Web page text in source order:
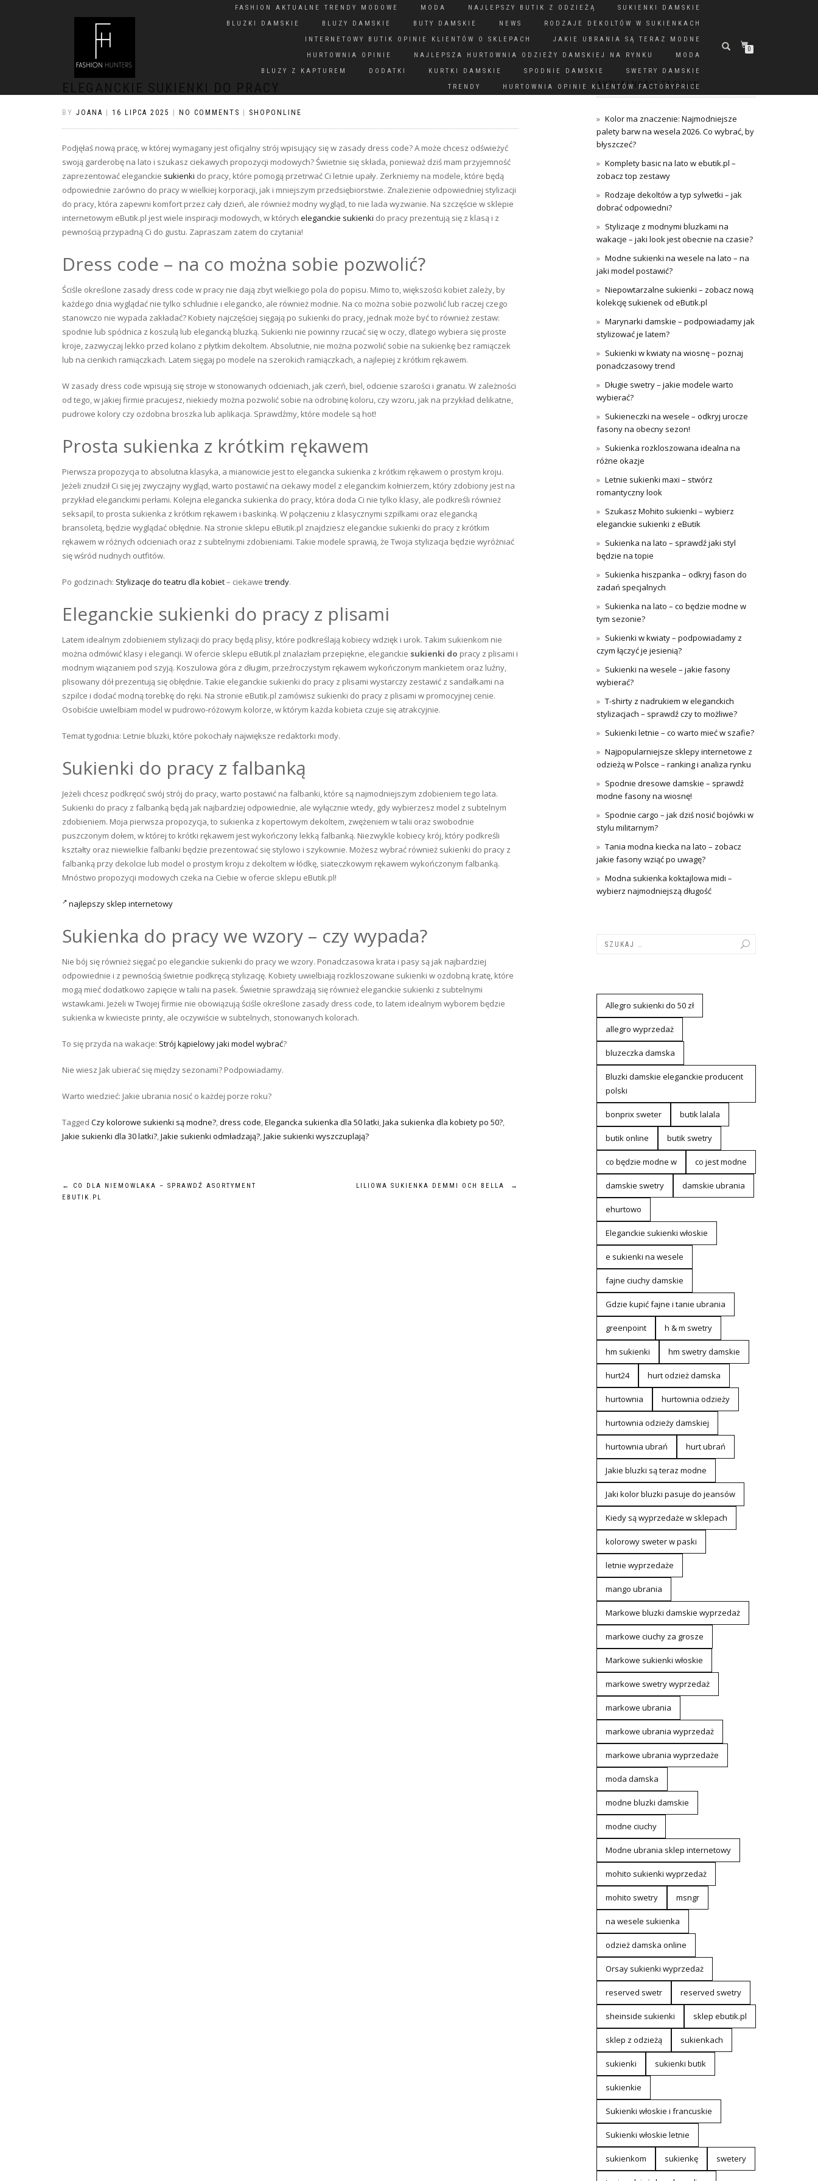
FASHION AKTUALNE TRENDY MODOWE MODA NAJLEPSZY BUTIK Z ODZIEŻĄ
SUKIENKI DAMSKIE
BLUZKI DAMSKIE
BLUZY DAMSKIE BUTY DAMSKIE NEWS
RODZAJE DEKOLTÓW W SUKIENKACH
INTERNETOWY BUTIK OPINIE KLIENTÓW O SKLEPACH
JAKIE UBRANIA SĄ TERAZ MODNE
HURTOWNIA OPINIE
NAJLEPSZA HURTOWNIA ODZIEŻY DAMSKIEJ NA RYNKU
MODA
BLUZY Z KAPTUREM
DODATKI KURTKI DAMSKIE SPODNIE DAMSKIE
SWETRY DAMSKIE
TRENDY
HURTOWNIA OPINIE KLIENTÓW FACTORYPRICE
0
ELEGANCKIE SUKIENKI DO PRACY
BY JOANA 16 LIPCA 2025 NO COMMENTS SHOPONLINE
Podjęłaś nową pracę, w której wymagany jest oficjalny strój wpisujący się w zasady dress code? A może chcesz odświeżyć
swoją garderobę na lato i szukasz ciekawych propozycji modowych? Świetnie się składa, ponieważ dziś mam przyjemność
zaprezentować eleganckie sukienki do pracy, które pomogą przetrwać Ci letnie upały. Zerkniemy na modele, które będą
odpowiednie zarówno do pracy w wielkiej korporacji, jak i mniejszym przedsiębiorstwie. Znalezienie odpowiedniej stylizacji
do pracy, która zapewni komfort przez cały dzień, ale również modny wygląd, to nie lada wyzwanie. Na szczęście w sklepie
internetowym eButik.pl jest wiele inspiracji modowych, w których eleganckie sukienki do pracy prezentują się z klasą i z
pewnością przypadną Ci do gustu. Zapraszam zatem do czytania!
Dress code – na co można sobie pozwolić?
Ściśle określone zasady dress code w pracy nie dają zbyt wielkiego pola do popisu. Mimo to, większości kobiet zależy, by
każdego dnia wyglądać nie tylko schludnie i elegancko, ale również modnie. Na co można sobie pozwolić lub raczej czego
stanowczo nie wypada zakładać? Kobiety najczęściej sięgają po sukienki do pracy, jednak może być to również zestaw:
spodnie lub spódnica z koszulą lub elegancką bluzką. Sukienki nie powinny rzucać się w oczy, dlatego wybiera się proste
kroje, zazwyczaj lekko przed kolano z płytkim dekoltem. Absolutnie, nie można pozwolić sobie na sukienkę bez ramiączek
lub na cienkich ramiączkach. Latem sięgaj po modele na szerokich ramiączkach, a najlepiej z krótkim rękawem.
W zasady dress code wpisują się stroje w stonowanych odcieniach, jak czerń, biel, odcienie szarości i granatu. W zależności
od tego, w jakiej firmie pracujesz, niekiedy można pozwolić sobie na odrobinę koloru, czy wzoru, jak na przykład delikatne,
pudrowe kolory czy ozdobna broszka lub aplikacja. Sprawdźmy, które modele są hot!
Prosta sukienka z krótkim rękawem
Pierwsza propozycja to absolutna klasyka, a mianowicie jest to elegancka sukienka z krótkim rękawem o prostym kroju.
Jeżeli znudził Ci się jej zwyczajny wygląd, warto postawić na ciekawy model z eleganckim kołnierzem, który zdobiony jest na
przykład eleganckimi perłami. Kolejna elegancka sukienka do pracy, która doda Ci nie tylko klasy, ale podkreśli również
seksapil, to prosta sukienka z krótkim rękawem i baskinką. W połączeniu z klasycznymi szpilkami oraz elegancką
bransoletą, będzie wyglądać obłędnie. Na stronie sklepu eButik.pl znajdziesz eleganckie sukienki do pracy z krótkim
rękawem w różnych odcieniach oraz z subtelnymi zdobieniami. Takie modele sprawią, że Twoja stylizacja będzie wyróżniać
się wśród nudnych outfitów.
Po godzinach: Stylizacje do teatru dla kobiet– ciekawe trendy.
Eleganckie sukienki do pracy z plisami
Latem idealnym zdobieniem stylizacji do pracy będą plisy, które podkreślają kobiecy wdzięk i urok. Takim sukienkom nie
można odmówić klasy i elegancji. W ofercie sklepu eButik.pl znalazłam przepiękne, eleganckie sukienki do pracy z plisami i
modnym wiązaniem pod szyją. Koszulowa góra z długim, przeźroczystym rękawem wykończonym mankietem oraz luźny,
plisowany dół prezentują się obłędnie. Takie eleganckie sukienki do pracy z plisami wystarczy zestawić z sandałkami na
szpilce i dodać modną torebkę do ręki. Na stronie eButik.pl zamówisz sukienki do pracy z plisami w promocyjnej cenie.
Osobiście uwielbiam model w pudrowo-różowym kolorze, w którym każda kobieta czuje się atrakcyjnie.
Temat tygodnia: Letnie bluzki, które pokochały największe redaktorki mody.
Sukienki do pracy z falbanką
Jeżeli chcesz podkręcić swój strój do pracy, warto postawić na falbanki, które są najmodniejszym zdobieniem tego lata.
Sukienki do pracy z falbanką będą jak najbardziej odpowiednie, ale wyłącznie wtedy, gdy wybierzesz model z subtelnym
zdobieniem. Moja pierwsza propozycja, to sukienka z kopertowym dekoltem, zwężeniem w talii oraz swobodnie
puszczonym dołem, w której to krótki rękawem jest wykończony lekką falbanką. Niezwykle kobiecy krój, który podkreśli
kształty oraz niewielkie falbanki będzie prezentować się stylowo i szykownie. Możesz wybrać również sukienki do pracy z
falbanką przy dekolcie lub model o prostym kroju z dekoltem w łódkę, siateczkowym rękawem wykończonym falbanką.
Mnóstwo propozycji modowych czeka na Ciebie w ofercie sklepu eButik.pl!
najlepszy sklep internetowy
Sukienka do pracy we wzory – czy wypada?
Nie bój się również sięgać po eleganckie sukienki do pracy we wzory. Ponadczasowa krata i pasy są jak najbardziej
odpowiednie i z pewnością świetnie podkręcą stylizację. Kobiety uwielbiają rozkloszowane sukienki w ozdobną kratę, które
mogą mieć dodatkowo zapięcie w talii na pasek. Świetnie sprawdzają się również eleganckie sukienki z subtelnymi
wstawkami. Jeżeli w Twojej firmie nie obowiązują ściśle określone zasady dress code, to latem idealnym wyborem będzie
sukienka w kwieciste printy, ale oczywiście w subtelnych, stonowanych kolorach.
To się przyda na wakacje: Strój kąpielowy jaki model wybrać?
Nie wiesz Jak ubierać się między sezonami? Podpowiadamy.
Warto wiedzieć: Jakie ubrania nosić o każdej porze roku?
Tagged Czy kolorowe sukienki są modne?,dress code,Elegancka sukienka dla 50 latki,Jaka sukienka dla kobiety po 50?,
Jakie sukienki dla 30 latki?,Jakie sukienki odmładzają?,Jakie sukienki wyszczuplają?
Nawigacja
←
CO DLA NIEMOWLAKA – SPRAWDŹ ASORTYMENT
EBUTIK.PL
LILIOWA SUKIENKA DEMMI OCH BELLA →
AKTUALNOŚCI FASHION
Kolor ma znaczenie: Najmodniejsze
palety barw na wesela 2026. Co wybrać, by
błyszczeć?
Komplety basic na lato w ebutik.pl –
zobacz top zestawy
Rodzaje dekoltów a typ sylwetki – jak
dobrać odpowiedni?
Stylizacje z modnymi bluzkami na
wakacje – jaki look jest obecnie na czasie?
Modne sukienki na wesele na lato – na
jaki model postawić?
Niepowtarzalne sukienki – zobacz nową
kolekcję sukienek od eButik.pl
Marynarki damskie – podpowiadamy jak
stylizować je latem?
Sukienki w kwiaty na wiosnę – poznaj
ponadczasowy trend
Długie swetry – jakie modele warto
wybierać?
Sukieneczki na wesele – odkryj urocze
fasony na obecny sezon!
Sukienka rozkloszowana idealna na
różne okazje
Letnie sukienki maxi – stwórz
romantyczny look
Szukasz Mohito sukienki – wybierz
eleganckie sukienki z eButik
Sukienka na lato – sprawdź jaki styl
będzie na topie
Sukienka hiszpanka – odkryj fason do
zadań specjalnych
Sukienka na lato – co będzie modne w
tym sezonie?
Sukienki w kwiaty – podpowiadamy z
czym łączyć je jesienią?
Sukienki na wesele – jakie fasony
wybierać?
T-shirty z nadrukiem w eleganckich
stylizacjach – sprawdź czy to możliwe?
Sukienki letnie – co warto mieć w szafie?
Najpopularniejsze sklepy internetowe z
odzieżą w Polsce – ranking i analiza rynku
Spodnie dresowe damskie – sprawdź
modne fasony na wiosnę!
Spodnie cargo – jak dziś nosić bojówki w
stylu militarnym?
Tania modna kiecka na lato – zobacz
jakie fasony wziąć po uwagę?
Modna sukienka koktajlowa midi –
wybierz najmodniejszą długość
Allegro sukienki do 50 zł
allegro wyprzedaż
bluzeczka damska
Bluzki damskie eleganckie producent
polski
bonprix sweter butik lalala
butik online butik swetry
co będzie modne w co jest modne
damskie swetry damskie ubrania
ehurtowo
Eleganckie sukienki włoskie
e sukienki na wesele
fajne ciuchy damskie
Gdzie kupić fajne i tanie ubrania
greenpoint h & m swetry
hm sukienki hm swetry damskie
hurt24 hurt odzież damska
hurtownia hurtownia odzieży
hurtownia odzieży damskiej
hurtownia ubrań hurt ubrań
Jakie bluzki są teraz modne
Jaki kolor bluzki pasuje do jeansów
Kiedy są wyprzedaże w sklepach
kolorowy sweter w paski
letnie wyprzedaże
mango ubrania
Markowe bluzki damskie wyprzedaż
markowe ciuchy za grosze
Markowe sukienki włoskie
markowe swetry wyprzedaż
markowe ubrania
markowe ubrania wyprzedaż
markowe ubrania wyprzedaże
moda damska
modne bluzki damskie
modne ciuchy
Modne ubrania sklep internetowy
mohito sukienki wyprzedaż
mohito swetry msngr
na wesele sukienka
odzież damska online
Orsay sukienki wyprzedaż
reserved swetr reserved swetry
sheinside sukienki sklep ebutik.pl
sklep z odzieżą sukienkach
sukienki sukienki butik
sukienkie
Sukienki włoskie i francuskie
Sukienki włoskie letnie
sukienkom sukienkę swetery